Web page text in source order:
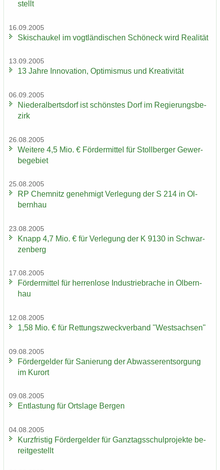
stellt
16.09.2005
Ski­schau­kel im vogt­län­di­schen Schöneck wird Rea­li­tät
13.09.2005
13 Jahre In­no­va­ti­on, Op­ti­mis­mus und Krea­ti­vi­tät
06.09.2005
Nie­der­al­berts­dorf ist schöns­tes Dorf im Re­gie­rungs­be­
zirk
26.08.2005
Wei­te­re 4,5 Mio. € För­der­mit­tel für Stoll­ber­ger Ge­wer­
be­ge­biet
25.08.2005
RP Chem­nitz ge­neh­migt Ver­le­gung der S 214 in Ol­
bern­hau
23.08.2005
Knapp 4,7 Mio. € für Ver­le­gung der K 9130 in Schwar­
zen­berg
17.08.2005
För­der­mit­tel für her­ren­lo­se In­dus­trie­bra­che in Ol­bern­
hau
12.08.2005
1,58 Mio. € für Ret­tungs­zweck­ver­band "West­sach­sen"
09.08.2005
För­der­gel­der für Sa­nie­rung der Ab­was­ser­ent­sor­gung
im Kur­ort
09.08.2005
Ent­las­tung für Orts­la­ge Ber­gen
04.08.2005
Kurz­fris­tig För­der­gel­der für Ganz­tags­schul­pro­jek­te be­
reit­ge­stellt